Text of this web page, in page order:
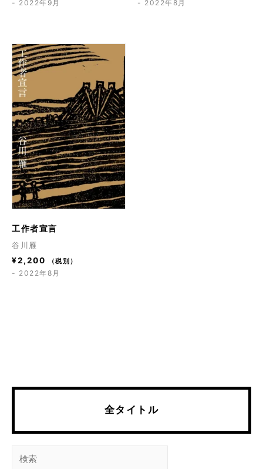
全タイトル
検
- 2022年9月 - 2022年8月
工作者宣言
谷川雁
¥2,200 （税別）
- 2022年8月